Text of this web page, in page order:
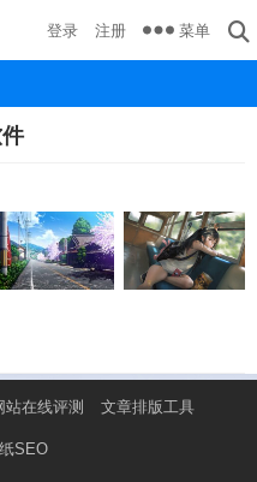
登录 注册 菜单
站在线评测 文章排版工具
SEO